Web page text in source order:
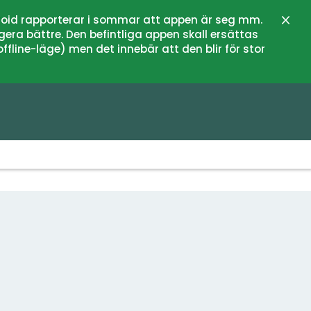
rapporterar i sommar att appen är seg mm.
bättre. Den befintliga appen skall ersättas
läge) men det innebär att den blir för stor